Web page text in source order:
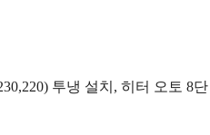
투냉 설치, 히터 오토 8단